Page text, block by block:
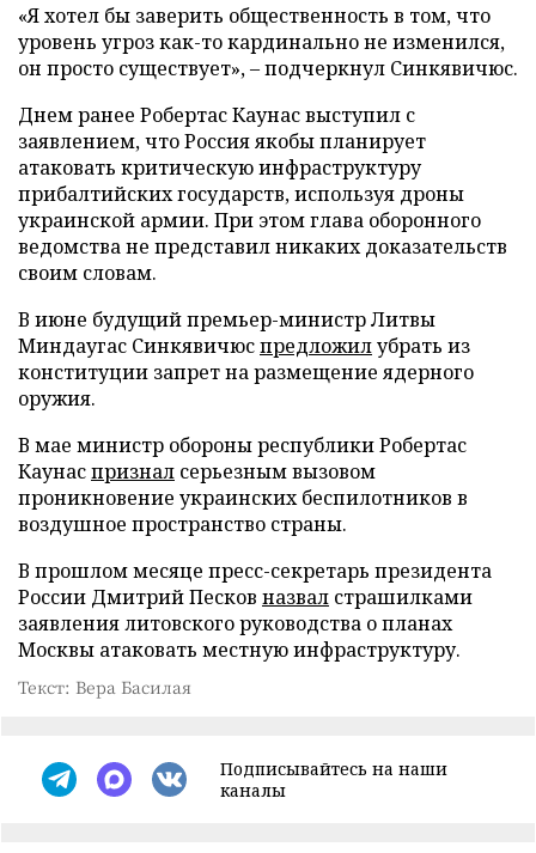
«Я хотел бы заверить общественность в том, что
уровень угроз как-то кардинально не изменился,
он просто существует», – подчеркнул Синкявичюс.
Днем ранее Робертас Каунас выступил с
заявлением, что Россия якобы планирует
атаковать критическую инфраструктуру
прибалтийских государств, используя дроны
украинской армии. При этом глава оборонного
ведомства не представил никаких доказательств
своим словам.
В июне будущий премьер-министр Литвы
Миндаугас Синкявичюспредложилубрать из
конституции запрет на размещение ядерного
оружия.
В мае министр обороны республики Робертас
Каунаспризнал серьезным вызовом
проникновение украинских беспилотников в
воздушное пространство страны.
В прошлом месяце пресс-секретарь президента
России Дмитрий Песков назвал страшилками
заявления литовского руководства о планах
Москвы атаковать местную инфраструктуру.
Текст: Вера Басилая
Подписывайтесь на наши
каналы